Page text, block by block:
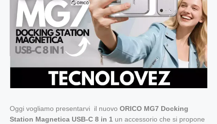
Oggi vogliamo presentarvi il nuovo ORICO MG7 Docking
Station Magnetica USB-C 8 in 1 un accessorio che si propone